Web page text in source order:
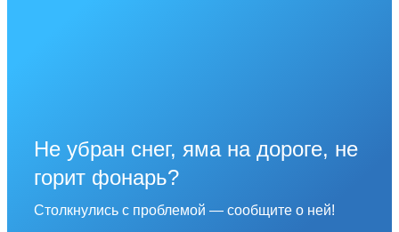
Не убран снег, яма на дороге, не
горит фонарь?
Столкнулись с проблемой — сообщите о ней!